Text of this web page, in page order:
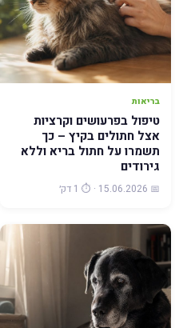
בריאות
טיפול בפרעושים וקרציות
אצל חתולים בקיץ – כך
תשמרו על חתול בריא וללא
גירודים
📅 15.06.2026 · ⏱️ 1 דק׳